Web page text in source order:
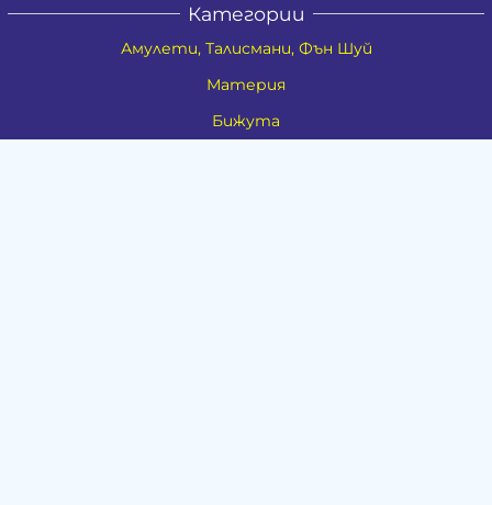
Категории
Амулети, Талисмани, Фън Шуй
Материя
Бижута